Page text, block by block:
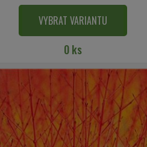
VYBRAT VARIANTU
0 ks